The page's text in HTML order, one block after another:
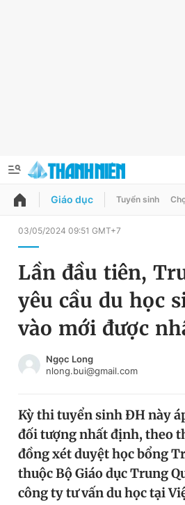
QUẢNG CÁO ĐẶT BÁO
Chuyên mục
Chuyên mục khác
Chào ngày mới
Video
Sản phẩm khác
Đổi mật khẩu
Tin đã lưu
Đăng xuất
Giáo dục Tuyển sinh
03/05/2024 09:51 GMT+7
Lần đầu tiên,
yêu cầu du học
vào mới được
Ngọc Long
nlong.bui@gmail.com
Kỳ thi tuyển sinh ĐH này
đối tượng nhất định, theo
đồng xét duyệt học bổng
thuộc Bộ Giáo dục Trung
công ty tư vấn du học tại